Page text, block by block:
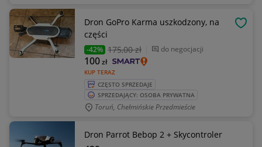
Dron GoPro Karma uszkodzony, na
części
-42% 175,00 zł do negocjacji
KUP TERAZ
100zł
CZĘSTO SPRZEDAJE
SPRZEDAJĄCY: OSOBA PRYWATNA
Toruń, Chełmińskie Przedmieście
Dron Parrot Bebop 2 + Skycontroler